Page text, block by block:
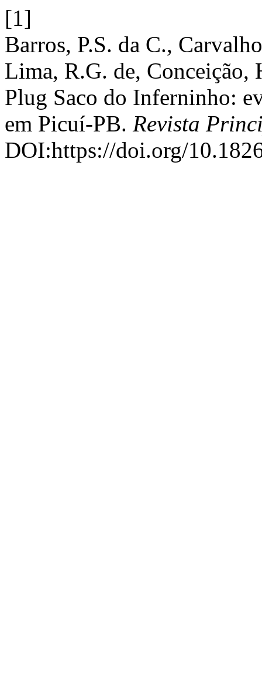
[1]
Barros, P.S. da C.,
Lima, R.G. de, Conceição,
Plug Saco do Inferninho:
em Picuí-PB. Revista
DOI:https://doi.org/